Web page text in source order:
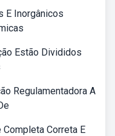
E Inorgânicos
Estão Divididos
Regulamentadora A
Correta E